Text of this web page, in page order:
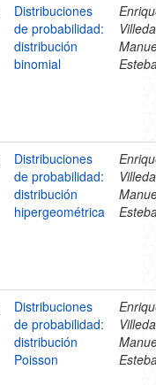
Distribuciones
de probabilidad:
distribución
binomial
Distribuciones
de probabilidad:
distribución
hipergeométrica
Distribuciones
de probabilidad:
distribución
Poisson